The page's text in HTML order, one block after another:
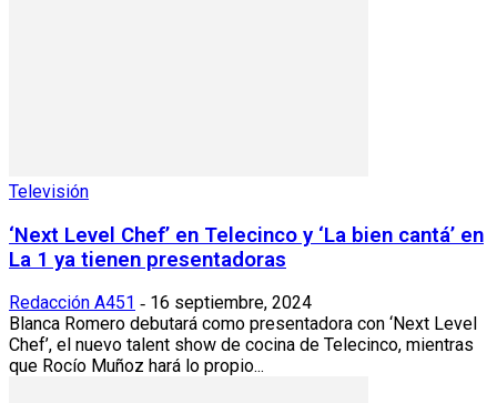
Televisión
‘Next Level Chef’ en Telecinco y ‘La bien cantá’ en
La 1 ya tienen presentadoras
Redacción A451 - 16 septiembre, 2024
Blanca Romero debutará como presentadora con ‘Next Level
Chef’, el nuevo talent show de cocina de Telecinco, mientras
que Rocío Muñoz hará lo propio...